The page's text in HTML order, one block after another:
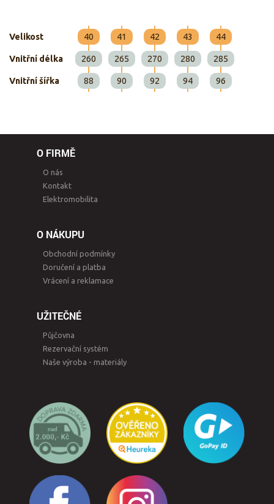
Velikost 40 41 42 43 44
Vnitřní délka 260 265 270 280 285
Vnitřní šířka 88 90 92 94 96
O FIRMĚ
O nás
Kontakt
Elektromobilita
O NÁKUPU
Obchodní podmínky
Doručení a platba
Vrácení a reklamace
UŽITEČNÉ
Půjčovna
Rezervační systém
Naše výroba - materiály